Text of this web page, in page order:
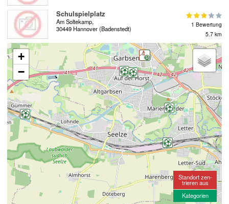
Schulspielplatz
Am Soltekamp,
30449 Hannover (Badenstedt)
1 Bewertung
5.7 km
+
−
Standort zen-
trieren aus
Kategorien